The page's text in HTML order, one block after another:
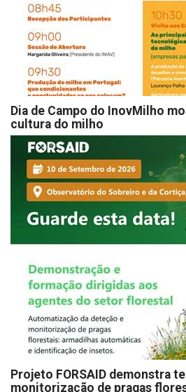
Dia de Campo do InovMilho
cultura do milho
Projeto FORSAID demonstra
monitorização de pragas